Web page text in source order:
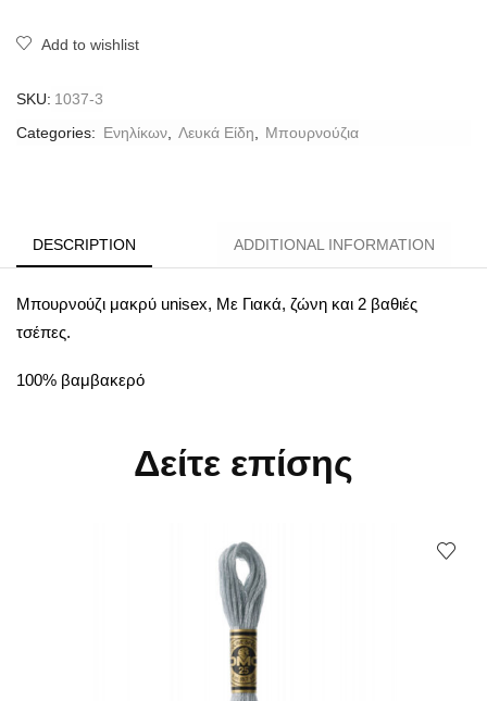
Add to wishlist
SKU: 1037-3
Categories: Ενηλίκων Λευκά Είδη Μπουρνούζια
DESCRIPTION ADDITIONAL INFORMATION
Μπουρνούζι μακρύ unisex, Με Γιακά, ζώνη και 2 βαθιές
τσέπες.
100% βαμβακερό
Δείτε επίσης